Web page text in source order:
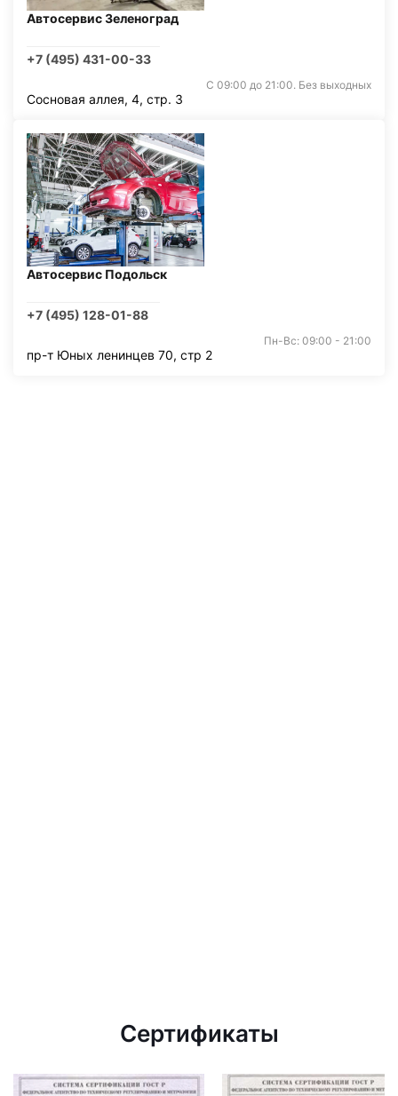
Автосервис Зеленоград
+7 (495) 431-00-33
С 09:00 до 21:00. Без выходных
Сосновая аллея, 4, стр. 3
Автосервис Подольск
+7 (495) 128-01-88
Пн-Вс: 09:00 - 21:00
пр-т Юных ленинцев 70, стр 2
Сертификаты